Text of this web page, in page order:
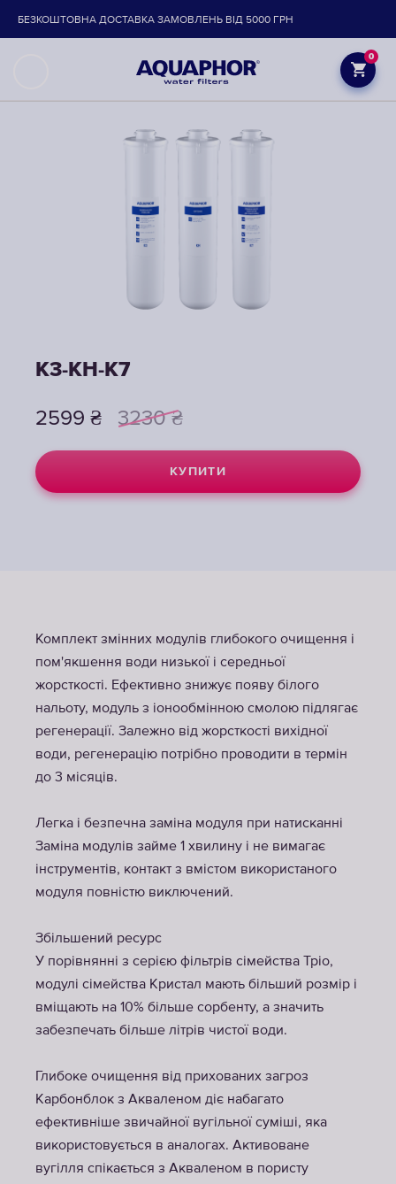
0
БЕЗКОШТОВНА ДОСТАВКА ЗАМОВЛЕНЬ ВІД 5000 ГРН
К3-КН-К7
2599 ₴ 3230 ₴
КУПИТИ
Комплект змінних модулів глибокого очищення і
пом'якшення води низької і середньої
жорсткості. Ефективно знижує появу білого
нальоту, модуль з іонообмінною смолою підлягає
регенерації. Залежно від жорсткості вихідної
води, регенерацію потрібно проводити в термін
до 3 місяців.
Легка і безпечна заміна модуля при натисканні
Заміна модулів займе 1 хвилину і не вимагає
інструментів, контакт з вмістом використаного
модуля повністю виключений.
Збільшений ресурс
У порівнянні з серією фільтрів сімейства Тріо,
модулі сімейства Кристал мають більший розмір і
вміщають на 10% більше сорбенту, а значить
забезпечать більше літрів чистої води.
Глибоке очищення від прихованих загроз
Карбонблок з Акваленом діє набагато
ефективніше звичайної вугільної суміші, яка
використовується в аналогах. Активоване
вугілля спікається з Акваленом в пористу